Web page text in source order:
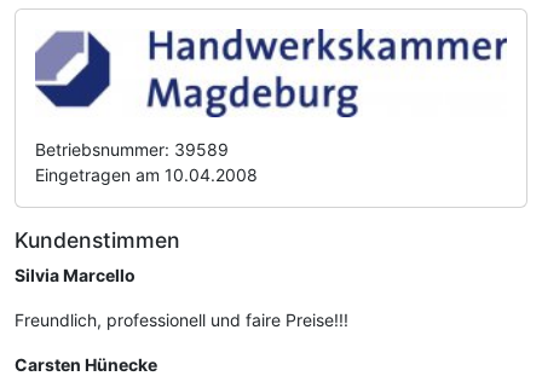
Betriebsnummer: 39589
Eingetragen am 10.04.2008
Kundenstimmen
Silvia Marcello
Freundlich, professionell und faire Preise!!!
Carsten Hünecke